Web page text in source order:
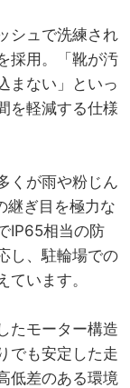
シュで洗練され
採用。「靴が汚
まない」といっ
を軽減する仕様
くが雨や粉じん
継ぎ目を極力な
IP65相当の防
し、駐輪場での
ています。
たモーター構造
でも安定した走
低差のある環境